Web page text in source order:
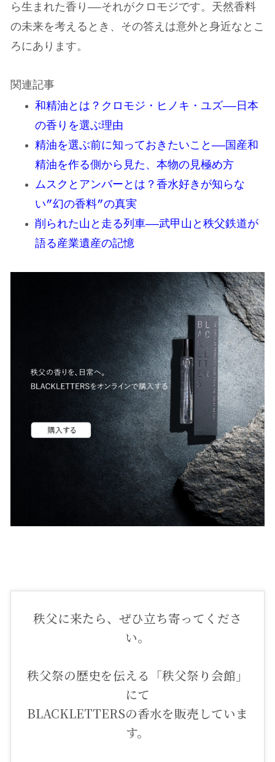
ら生まれた香り——それがクロモジです。天然香料
の未来を考えるとき、その答えは意外と身近なとこ
ろにあります。
関連記事
和精油とは？クロモジ・ヒノキ・ユズ——日本
の香りを選ぶ理由
精油を選ぶ前に知っておきたいこと——国産和
精油を作る側から見た、本物の見極め方
ムスクとアンバーとは？香水好きが知らな
い”幻の香料”の真実
削られた山と走る列車——武甲山と秩父鉄道が
語る産業遺産の記憶
秩父に来たら、ぜひ立ち寄ってくださ
い。
秩父祭の歴史を伝える「秩父祭り会館」
にて
BLACKLETTERSの香水を販売していま
す。